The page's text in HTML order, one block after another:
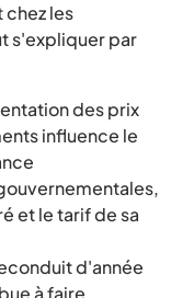
les
s'expliquer par
des prix
influence le
et le tarif de sa
d'année